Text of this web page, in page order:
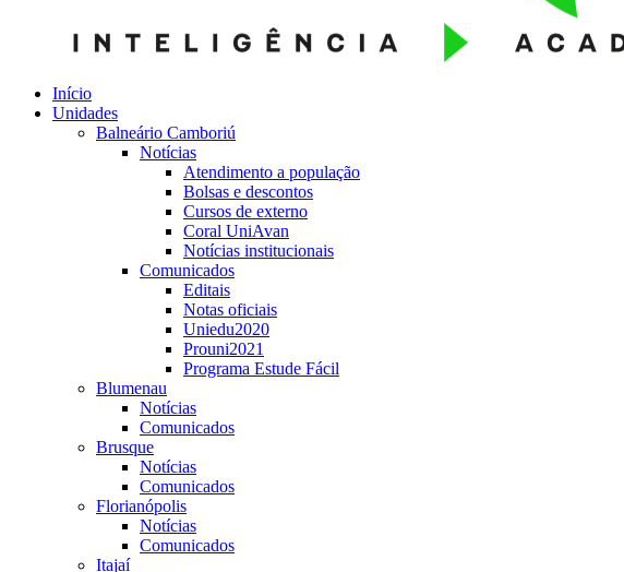
Início
Unidades
Balneário Camboriú
Notícias
Atendimento a população
Bolsas e descontos
Cursos de externo
Coral UniAvan
Notícias institucionais
Comunicados
Editais
Notas oficiais
Uniedu2020
Prouni2021
Programa Estude Fácil
Blumenau
Notícias
Comunicados
Brusque
Notícias
Comunicados
Florianópolis
Notícias
Comunicados
Itajaí